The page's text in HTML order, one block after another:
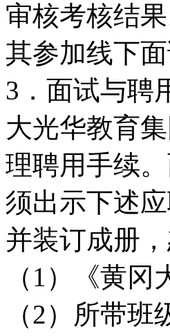
审核考核结
其参加线下面
3．面试与聘
大光华教育
理聘用手续
须出示下述
并装订成册
（1）《黄
（2）所带